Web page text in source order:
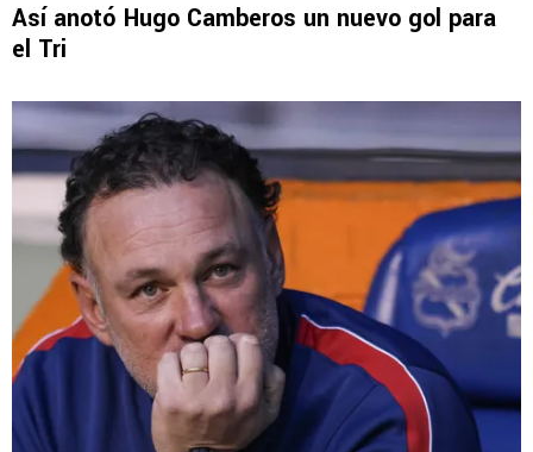
Así anotó Hugo Camberos un nuevo gol para
el Tri